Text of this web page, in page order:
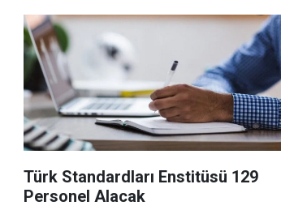
Türk Standardları Enstitüsü 129
Personel Alacak